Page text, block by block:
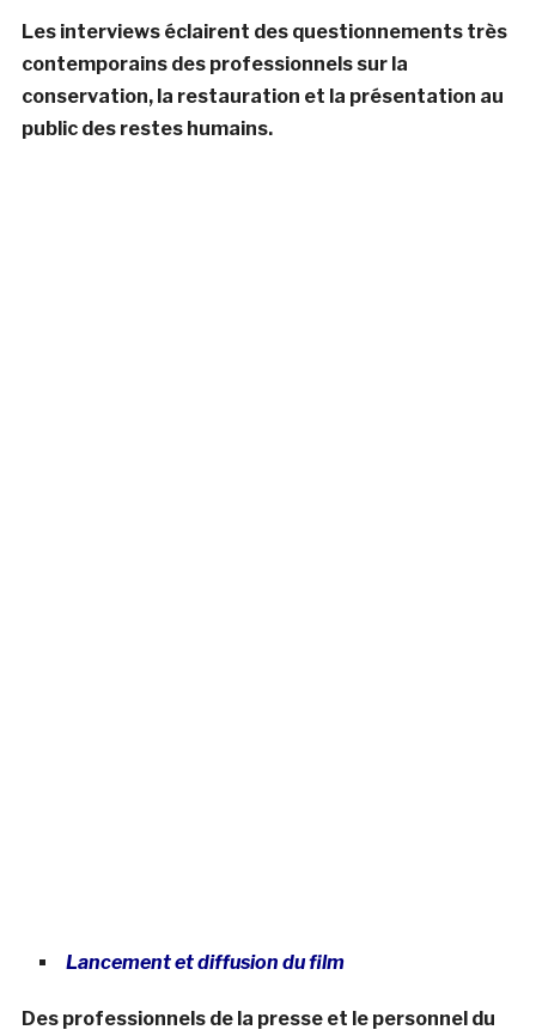
Les interviews éclairent des questionnements très
contemporains des professionnels sur la
conservation, la restauration et la présentation au
public des restes humains.
Lancement et diffusion du film
Des professionnels de la presse et le personnel du